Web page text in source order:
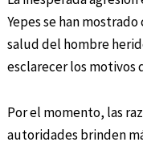
Yepes se han
salud del hombre
esclarecer los motivos
Por el momento, las
autoridades brinden